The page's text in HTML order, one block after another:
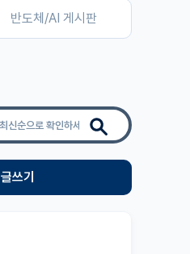
반도체/AI 게시판
글쓰기